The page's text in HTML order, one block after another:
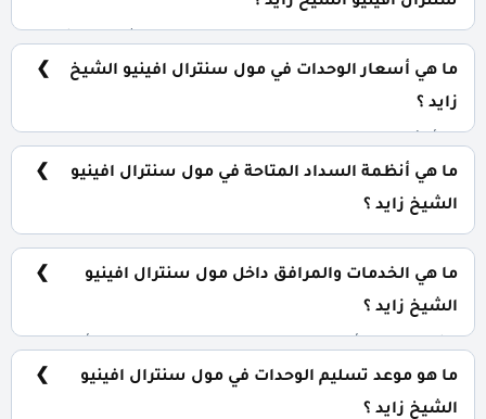
مكاتب إدارية: تبدأ من 132 متر² عيادات طبية: تبدأ من 118 متر²
ما هي أسعار الوحدات في مول سنترال افينيو الشيخ
زايد ؟
والمساحة، كما أن الأسعار قابلة للتغيير حسب تطورات
السوق.
ما هي أنظمة السداد المتاحة في مول سنترال افينيو
الشيخ زايد ؟
الباقي على فترة تصل إلي 4 سنوات بدون أي فوائد.
ما هي الخدمات والمرافق داخل مول سنترال افينيو
الشيخ زايد ؟
مولدات كهربائية وإطفاء حرائق، جراجات واسعة، وحراسات
أمنية مشددة.
ما هو موعد تسليم الوحدات في مول سنترال افينيو
الشيخ زايد ؟